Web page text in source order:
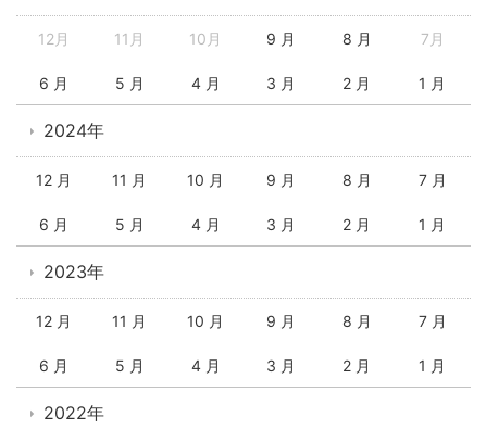
12月 11月 10月 9 月 8 月 7月
6 月 5 月 4 月 3 月 2 月 1 月
2024年
12 月 11 月 10 月 9 月 8 月 7 月
6 月 5 月 4 月 3 月 2 月 1 月
2023年
12 月 11 月 10 月 9 月 8 月 7 月
6 月 5 月 4 月 3 月 2 月 1 月
2022年